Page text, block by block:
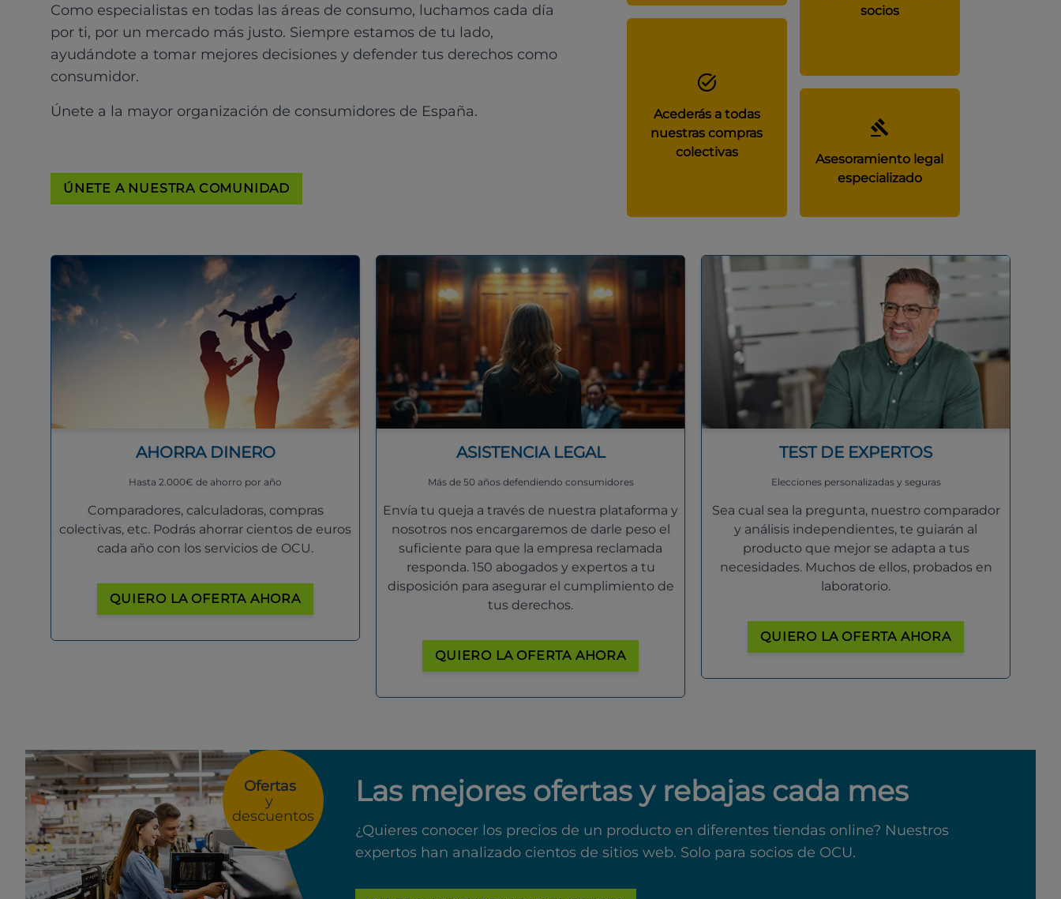
Como especialistas en todas las áreas de consumo, luchamos cada día
por ti, por un mercado más justo. Siempre estamos de tu lado,
ayudándote a tomar mejores decisiones y defender tus derechos como
consumidor.
Únete a la mayor organización de consumidores de España.
ÚNETE A NUESTRA COMUNIDAD
socios
Acederás a todas
nuestras compras
colectivas
Asesoramiento legal
especializado
AHORRA DINERO
Hasta 2.000€ de ahorro por año
Comparadores, calculadoras, compras
colectivas, etc. Podrás ahorrar cientos de euros
cada año con los servicios de OCU.
QUIERO LA OFERTA AHORA
ASISTENCIA LEGAL
Más de 50 años defendiendo consumidores
Envía tu queja a través de nuestra plataforma y
nosotros nos encargaremos de darle peso el
suficiente para que la empresa reclamada
responda. 150 abogados y expertos a tu
disposición para asegurar el cumplimiento de
tus derechos.
QUIERO LA OFERTA AHORA
TEST DE EXPERTOS
Elecciones personalizadas y seguras
Sea cual sea la pregunta, nuestro comparador
y análisis independientes, te guiarán al
producto que mejor se adapta a tus
necesidades. Muchos de ellos, probados en
laboratorio.
QUIERO LA OFERTA AHORA
Ofertas
y
descuentos
Las mejores ofertas y rebajas cada mes
¿Quieres conocer los precios de un producto en diferentes tiendas online? Nuestros
expertos han analizado cientos de sitios web. Solo para socios de OCU.